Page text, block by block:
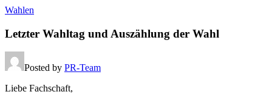
Wahlen
Letzter Wahltag und Auszählung der Wahl
Posted by PR-Team
Liebe Fachschaft,